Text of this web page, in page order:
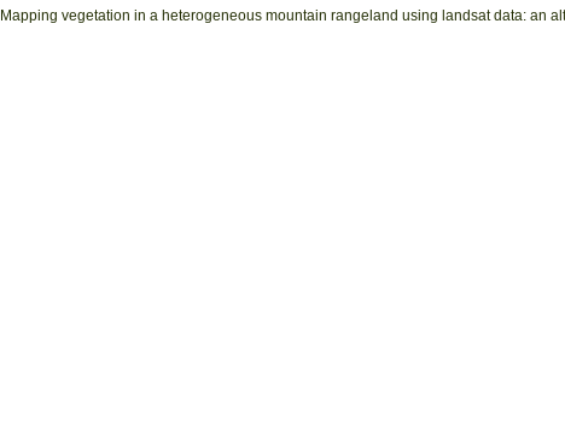
Mapping vegetation in a heterogeneous mountain rangeland using landsat data: an